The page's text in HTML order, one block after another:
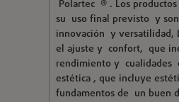
Polartec ® . Los
su uso final previsto y
innovación y versatilidad,
el ajuste y confort, que
rendimiento y cualidades
estética , que incluye
fundamentos de un buen